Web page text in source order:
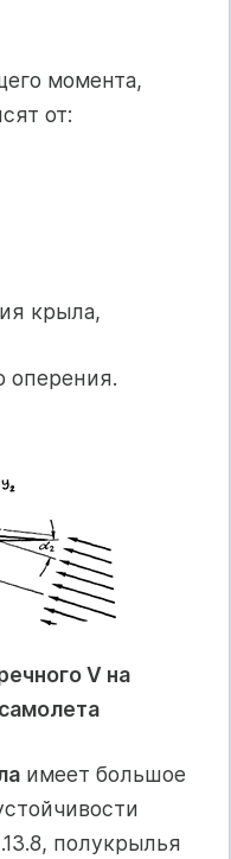
момента,
от:
крыла,
оперения.
V на
имеет большое
полукрылья